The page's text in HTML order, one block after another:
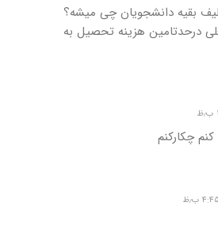
بقیه دانشجویان چی میشه؟
درحدتامین هزینه تحصیل به
چکارکنم